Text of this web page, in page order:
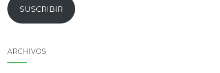
emailSUSCRIBIR
ARCHIVOS